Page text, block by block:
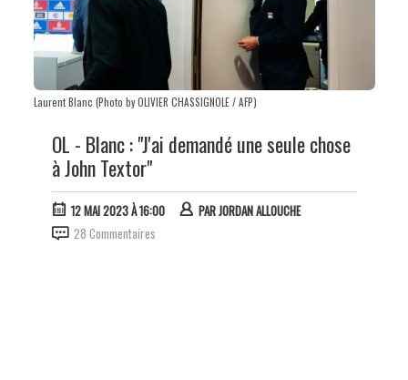
Laurent Blanc (Photo by OLIVIER CHASSIGNOLE / AFP)
OL - Blanc : "J'ai demandé une seule chose
à John Textor"
12 MAI 2023 À 16:00 PARJORDAN ALLOUCHE
28 Commentaires